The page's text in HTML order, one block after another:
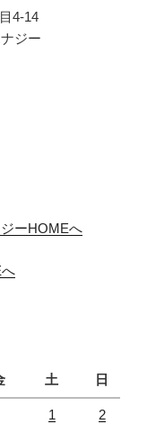
4-14
ジー
ーHOMEへ
土 日
1 2